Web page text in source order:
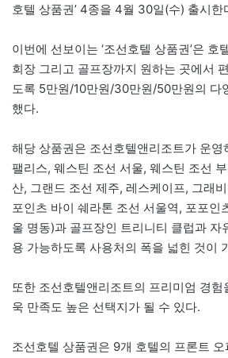
호텔 상품권’ 4종을 4월 30일(수) 출시한
이번에 선보이는 ‘조선호텔 상품권’은 호
회장 그리고 골프장까지 원하는 곳에서
도록 5만원/10만원/30만원/50만원의 다
했다.
해당 상품권은 조선호텔앤리조트가 운영
팰리스, 웨스틴 조선 서울, 웨스틴 조선
산, 그랜드 조선 제주, 레스케이프, 그래
포인츠 바이 쉐라톤 조선 서울역, 포포인
울 명동)과 골프장인 트리니티 클럽과 자
용 가능하도록 사용처의 폭을 넓힌 것이
또한 조선호텔앤리조트의 프리미엄 경험
욱 만족도 높은 선택지가 될 수 있다.
조선호텔 상품권은 9개 호텔의 프론트